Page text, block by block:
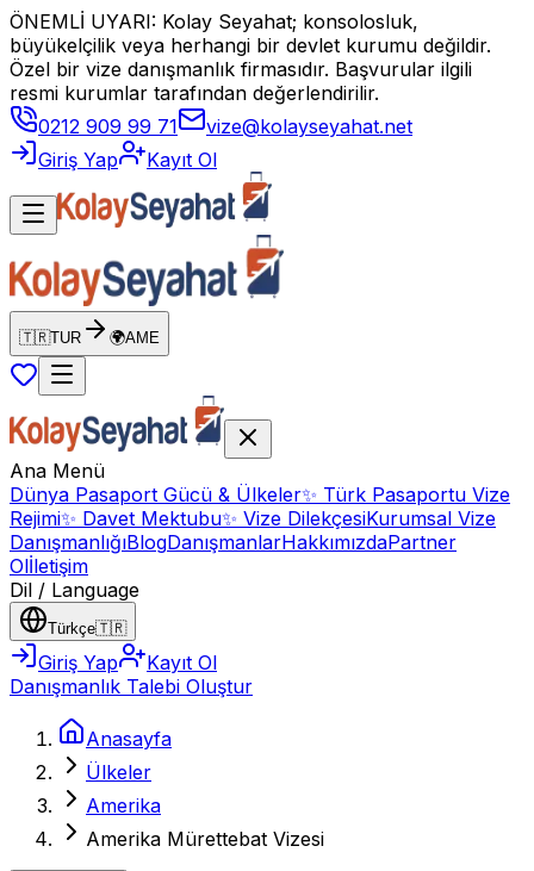
ÖNEMLİ UYARI: Kolay Seyahat; konsolosluk,
büyükelçilik veya herhangi bir devlet kurumu değildir.
Özel bir vize danışmanlık firmasıdır. Başvurular ilgili
resmi kurumlar tarafından değerlendirilir.
0212 909 99 71
vize@kolayseyahat.net
Giriş Yap
Kayıt Ol
🇹🇷TUR 🌍AME
Ana Menü
Dünya Pasaport Gücü & Ülkeler✨ Türk Pasaportu Vize
Rejimi✨ Davet Mektubu✨ Vize DilekçesiKurumsal Vize
DanışmanlığıBlogDanışmanlarHakkımızdaPartner
Olİletişim
Dil / Language
Türkçe🇹🇷
Giriş Yap
Kayıt Ol
Danışmanlık Talebi Oluştur
Anasayfa
Ülkeler
Amerika
Amerika Mürettebat Vizesi